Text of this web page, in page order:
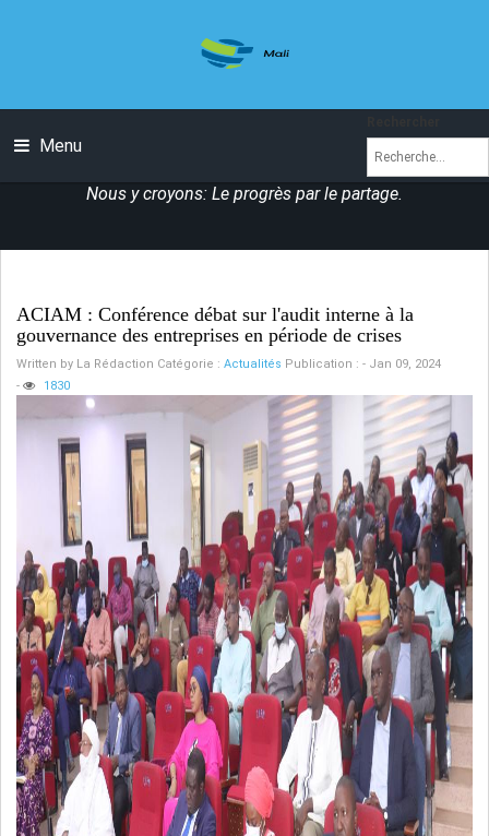
Menu
Nous y croyons: Le progrès par le partage.
ACIAM : Conférence débat sur l'audit interne à la
gouvernance des entreprises en période de crises
Written by La Rédaction Catégorie : Actualités Publication : - Jan 09, 2024
-
1830